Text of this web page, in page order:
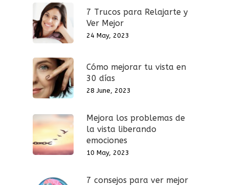
7 Trucos para Relajarte y
Ver Mejor
24 May, 2023
Cómo mejorar tu vista en
30 días
28 June, 2023
Mejora los problemas de
la vista liberando
emociones
10 May, 2023
7 consejos para ver mejor